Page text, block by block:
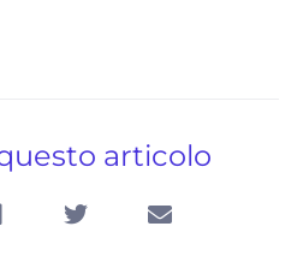
articolo